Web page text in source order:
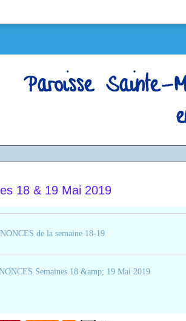
18 & 19 Mai 2019
de la semaine 18-19